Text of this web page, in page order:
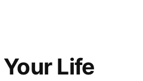
Life